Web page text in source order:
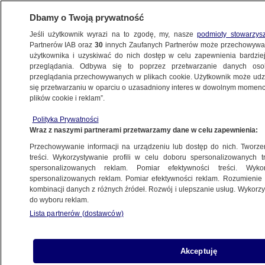
POLSKA
ponosi ostateczną odpowiedzialność
16.11.2022, 04:50Aktualizacja: 16.11.2022, 14:44
Udostępnij
Wstępne analizy wskazują, że eksplozja w
ukraińskiej obrony przeciwlotniczej,
Dbamy o Twoją prywatność
Jeśli użytkownik wyrazi na to zgodę, my, naszepodmioty
Partnerów IAB oraz30 innych Zaufanych Partnerów może
użytkownika i uzyskiwać do nich dostęp w celu zapewnienia
przeglądania. Odbywa się to poprzez przetwarzanie danych
przeglądania przechowywanych w plikach cookie. Użytkownik może
się przetwarzaniu w oparciu o uzasadniony interes w dowolnym
plików cookie i reklam”.
Polityka Prywatności
Wraz z naszymi partnerami przetwarzamy dane w celu zapewnienia:
Przechowywanie informacji na urządzeniu lub dostęp do nich.
treści. Wykorzystywanie profili w celu doboru spersonalizowanych
spersonalizowanych reklam. Pomiar efektywności treści.
spersonalizowanych reklam. Pomiar efektywności reklam.
kombinacji danych z różnych źródeł. Rozwój i ulepszanie usług.
do wyboru reklam.
Lista partnerów (dostawców)
Akceptuję